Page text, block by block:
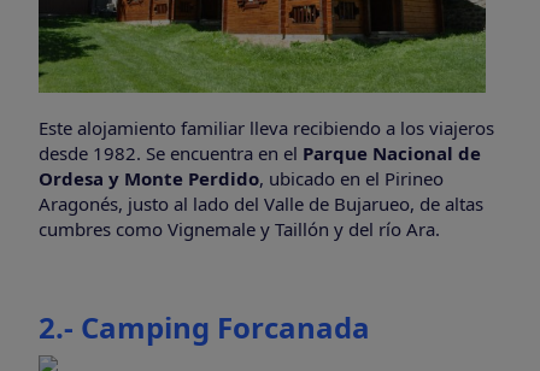
Este alojamiento familiar lleva recibiendo a los viajeros
desde 1982. Se encuentra en el Parque Nacional de
Ordesa y Monte Perdido, ubicado en el Pirineo
Aragonés, justo al lado del Valle de Bujarueo, de altas
cumbres como Vignemale y Taillón y del río Ara.
2.- Camping Forcanada